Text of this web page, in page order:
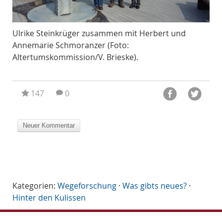
Ulrike Steinkrüger zusammen mit Herbert und
Annemarie Schmoranzer (Foto:
Altertumskommission/V. Brieske).
147 0
Kategorien: Wegeforschung · Was gibts neues? ·
Hinter den Kulissen